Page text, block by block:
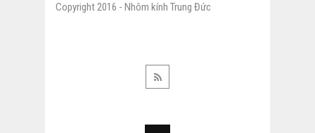
Copyright 2016 - Nhôm kính Trung Đức